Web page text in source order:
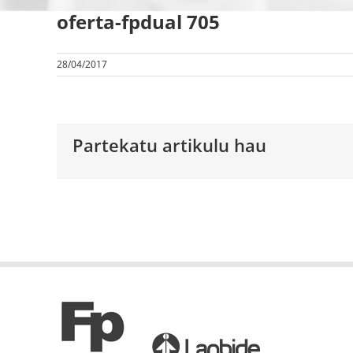
oferta-fpdual 705
28/04/2017
Partekatu artikulu hau